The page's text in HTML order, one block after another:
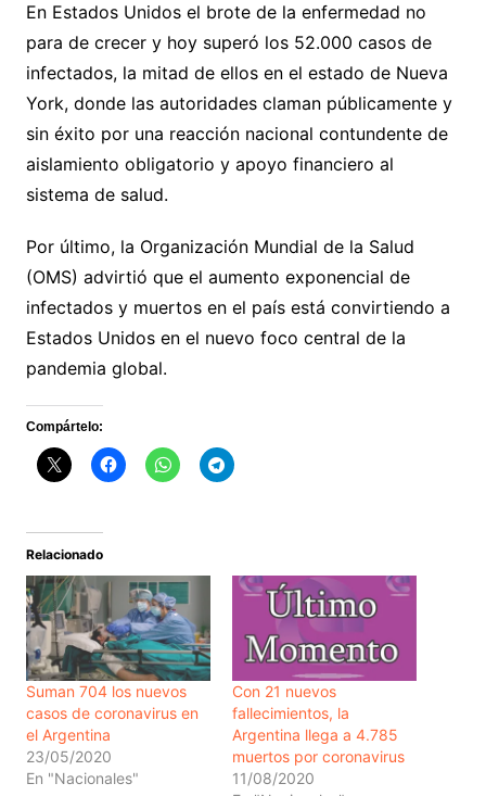
En Estados Unidos el brote de la enfermedad no
para de crecer y hoy superó los 52.000 casos de
infectados, la mitad de ellos en el estado de Nueva
York, donde las autoridades claman públicamente y
sin éxito por una reacción nacional contundente de
aislamiento obligatorio y apoyo financiero al
sistema de salud.
Por último, la Organización Mundial de la Salud
(OMS) advirtió que el aumento exponencial de
infectados y muertos en el país está convirtiendo a
Estados Unidos en el nuevo foco central de la
pandemia global.
Compártelo:
Relacionado
Suman 704 los nuevos
casos de coronavirus en
el Argentina
23/05/2020
En "Nacionales"
Con 21 nuevos
fallecimientos, la
Argentina llega a 4.785
muertos por coronavirus
11/08/2020